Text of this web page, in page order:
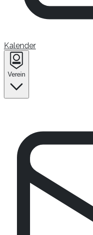
Kalender
Verein